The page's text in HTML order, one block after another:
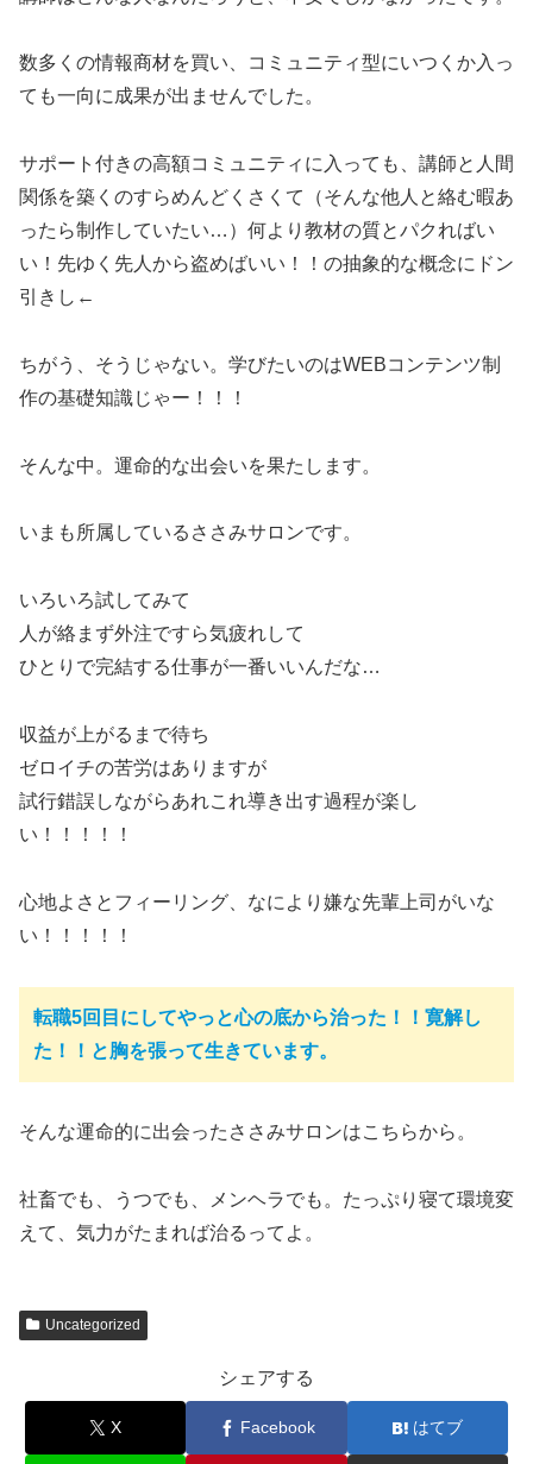
数多くの情報商材を買い、コミュニティ型にいつくか入っ
ても一向に成果が出ませんでした。
サポート付きの高額コミュニティに入っても、講師と人間
関係を築くのすらめんどくさくて（そんな他人と絡む暇あ
ったら制作していたい…）何より教材の質とパクればい
い！先ゆく先人から盗めばいい！！の抽象的な概念にドン
引きし←
ちがう、そうじゃない。学びたいのはWEBコンテンツ制
作の基礎知識じゃー！！！
そんな中。運命的な出会いを果たします。
いまも所属しているささみサロンです。
いろいろ試してみて
人が絡まず外注ですら気疲れして
ひとりで完結する仕事が一番いいんだな…
収益が上がるまで待ち
ゼロイチの苦労はありますが
試行錯誤しながらあれこれ導き出す過程が楽し
い！！！！！
心地よさとフィーリング、なにより嫌な先輩上司がいな
い！！！！！
転職5回目にしてやっと心の底から治った！！寛解し
た！！と胸を張って生きています。
そんな運命的に出会ったささみサロンはこちらから。
社畜でも、うつでも、メンヘラでも。たっぷり寝て環境変
えて、気力がたまれば治るってよ。
Uncategorized
シェアする
X Facebook はてブ